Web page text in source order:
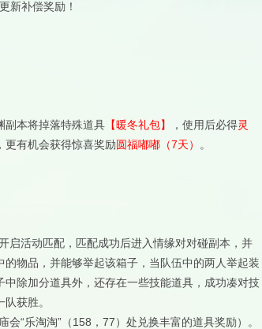
新补偿奖励！
副本将掉落特殊道具 【暖冬礼包】 ，使用后必得灵
，更有机会获得惊喜奖励圆福嘟嘟（7天） 。
启活动匹配，匹配成功后进入情缘对对碰副本，并
物品，并能够举起该箱子，当队伍中的两人举起装
除加分道具外，还存在一些技能道具，成功凑对技
获胜。
会“乐淘淘”（158，77）处兑换丰富的道具奖励）。